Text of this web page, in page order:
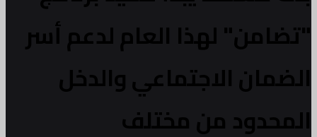
"تضامن" لهذا العام لدعم أسر
الضمان الاجتماعي والدخل
المحدود من مختلف